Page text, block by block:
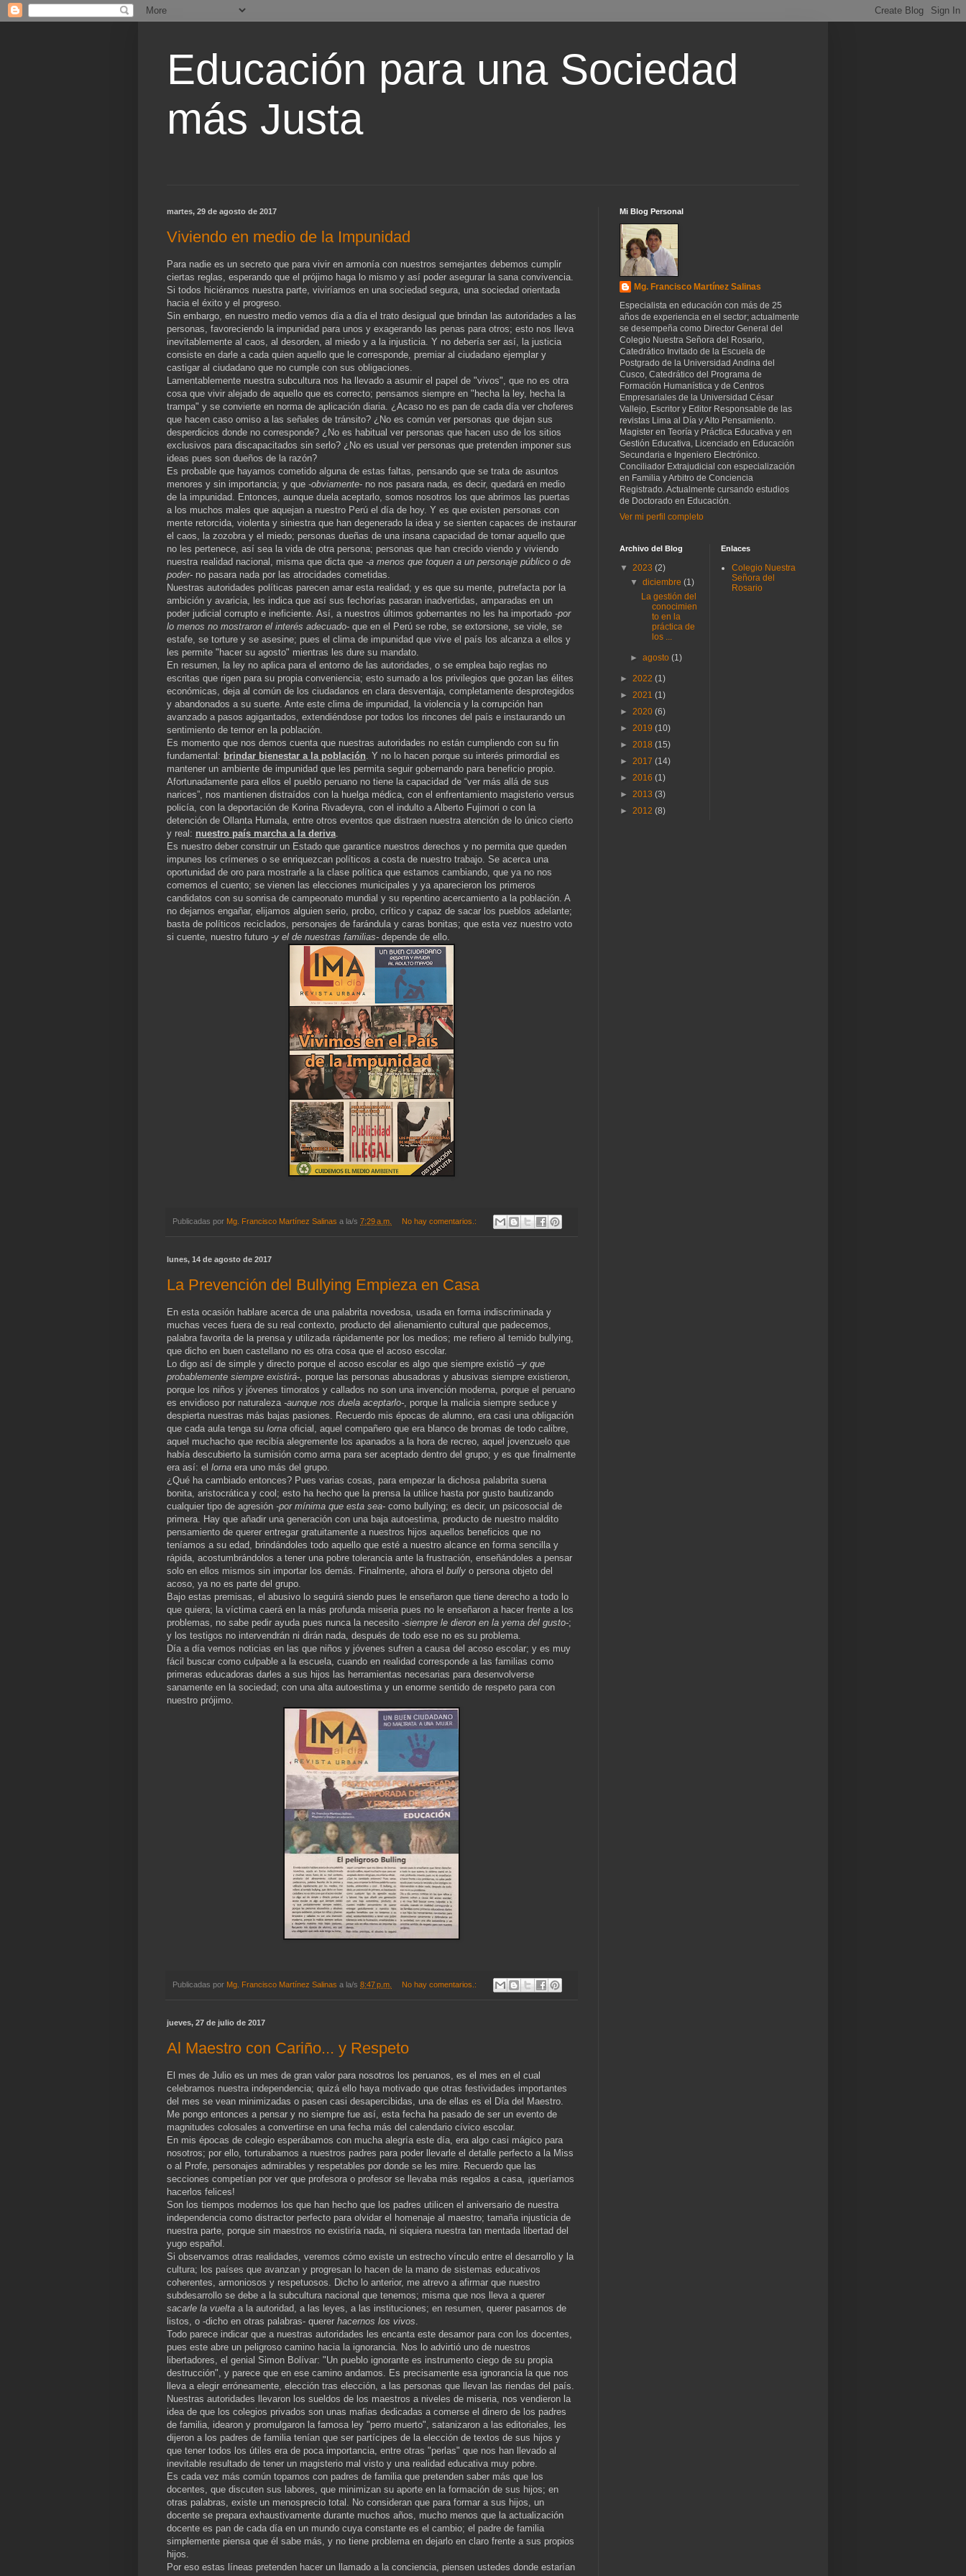
Educación para una Sociedad
más Justa
martes, 29 de agosto de 2017
Viviendo en medio de la Impunidad
Para nadie es un secreto que para vivir en armonía con nuestros semejantes debemos cumplir
ciertas reglas, esperando que el prójimo haga lo mismo y así poder asegurar la sana convivencia.
Si todos hiciéramos nuestra parte, viviríamos en una sociedad segura, una sociedad orientada
hacia el éxito y el progreso.
Sin embargo, en nuestro medio vemos día a día el trato desigual que brindan las autoridades a las
personas, favoreciendo la impunidad para unos y exagerando las penas para otros; esto nos lleva
inevitablemente al caos, al desorden, al miedo y a la injusticia. Y no debería ser así, la justicia
consiste en darle a cada quien aquello que le corresponde, premiar al ciudadano ejemplar y
castigar al ciudadano que no cumple con sus obligaciones.
Lamentablemente nuestra subcultura nos ha llevado a asumir el papel de "vivos", que no es otra
cosa que vivir alejado de aquello que es correcto; pensamos siempre en "hecha la ley, hecha la
trampa" y se convierte en norma de aplicación diaria. ¿Acaso no es pan de cada día ver choferes
que hacen caso omiso a las señales de tránsito? ¿No es común ver personas que dejan sus
desperdicios donde no corresponde? ¿No es habitual ver personas que hacen uso de los sitios
exclusivos para discapacitados sin serlo? ¿No es usual ver personas que pretenden imponer sus
ideas pues son dueños de la razón?
Es probable que hayamos cometido alguna de estas faltas, pensando que se trata de asuntos
menores y sin importancia; y que -obviamente- no nos pasara nada, es decir, quedará en medio
de la impunidad. Entonces, aunque duela aceptarlo, somos nosotros los que abrimos las puertas
a los muchos males que aquejan a nuestro Perú el día de hoy. Y es que existen personas con
mente retorcida, violenta y siniestra que han degenerado la idea y se sienten capaces de instaurar
el caos, la zozobra y el miedo; personas dueñas de una insana capacidad de tomar aquello que
no les pertenece, así sea la vida de otra persona; personas que han crecido viendo y viviendo
nuestra realidad nacional, misma que dicta que -a menos que toquen a un personaje público o de
poder- no pasara nada por las atrocidades cometidas.
Nuestras autoridades políticas parecen amar esta realidad; y es que su mente, putrefacta por la
ambición y avaricia, les indica que así sus fechorías pasaran inadvertidas, amparadas en un
poder judicial corrupto e ineficiente. Así, a nuestros últimos gobernantes no les ha importado -por
lo menos no mostraron el interés adecuado- que en el Perú se robe, se extorsione, se viole, se
estafe, se torture y se asesine; pues el clima de impunidad que vive el país los alcanza a ellos y
les permite "hacer su agosto" mientras les dure su mandato.
En resumen, la ley no aplica para el entorno de las autoridades, o se emplea bajo reglas no
escritas que rigen para su propia conveniencia; esto sumado a los privilegios que gozan las élites
económicas, deja al común de los ciudadanos en clara desventaja, completamente desprotegidos
y abandonados a su suerte. Ante este clima de impunidad, la violencia y la corrupción han
avanzado a pasos agigantados, extendiéndose por todos los rincones del país e instaurando un
sentimiento de temor en la población.
Es momento que nos demos cuenta que nuestras autoridades no están cumpliendo con su fin
fundamental: brindar bienestar a la población . Y no lo hacen porque su interés primordial es
mantener un ambiente de impunidad que les permita seguir gobernando para beneficio propio.
Afortunadamente para ellos el pueblo peruano no tiene la capacidad de “ver más allá de sus
narices”, nos mantienen distraídos con la huelga médica, con el enfrentamiento magisterio versus
policía, con la deportación de Korina Rivadeyra, con el indulto a Alberto Fujimori o con la
detención de Ollanta Humala, entre otros eventos que distraen nuestra atención de lo único cierto
y real: nuestro país marcha a la deriva
Es nuestro deber construir un Estado que garantice nuestros derechos y no permita que queden
impunes los crímenes o se enriquezcan políticos a costa de nuestro trabajo. Se acerca una
oportunidad de oro para mostrarle a la clase política que estamos cambiando, que ya no nos
comemos el cuento; se vienen las elecciones municipales y ya aparecieron los primeros
candidatos con su sonrisa de campeonato mundial y su repentino acercamiento a la población. A
no dejarnos engañar, elijamos alguien serio, probo, crítico y capaz de sacar los pueblos adelante;
basta de políticos reciclados, personajes de farándula y caras bonitas; que esta vez nuestro voto
si cuente, nuestro futuro -y el de nuestras familias- depende de ello.
Publicadas por Mg. Francisco Martínez Salinas a la/s 7:29 a.m. No hay comentarios.:
lunes, 14 de agosto de 2017
La Prevención del Bullying Empieza en Casa
En esta ocasión hablare acerca de una palabrita novedosa, usada en forma indiscriminada y
muchas veces fuera de su real contexto, producto del alienamiento cultural que padecemos,
palabra favorita de la prensa y utilizada rápidamente por los medios; me refiero al temido bullying,
que dicho en buen castellano no es otra cosa que el acoso escolar.
Lo digo así de simple y directo porque el acoso escolar es algo que siempre existió –y que
probablemente siempre existirá- , porque las personas abusadoras y abusivas siempre existieron,
porque los niños y jóvenes timoratos y callados no son una invención moderna, porque el peruano
es envidioso por naturaleza -aunque nos duela aceptarlo- , porque la malicia siempre seduce y
despierta nuestras más bajas pasiones. Recuerdo mis épocas de alumno, era casi una obligación
que cada aula tenga su lorna oficial, aquel compañero que era blanco de bromas de todo calibre,
aquel muchacho que recibía alegremente los apanados a la hora de recreo, aquel jovenzuelo que
había descubierto la sumisión como arma para ser aceptado dentro del grupo; y es que finalmente
era así: el lorna era uno más del grupo.
¿Qué ha cambiado entonces? Pues varias cosas, para empezar la dichosa palabrita suena
bonita, aristocrática y cool; esto ha hecho que la prensa la utilice hasta por gusto bautizando
cualquier tipo de agresión -por mínima que esta sea- como bullying; es decir, un psicosocial de
primera. Hay que añadir una generación con una baja autoestima, producto de nuestro maldito
pensamiento de querer entregar gratuitamente a nuestros hijos aquellos beneficios que no
teníamos a su edad, brindándoles todo aquello que esté a nuestro alcance en forma sencilla y
rápida, acostumbrándolos a tener una pobre tolerancia ante la frustración, enseñándoles a pensar
solo en ellos mismos sin importar los demás. Finalmente, ahora el bully o persona objeto del
acoso, ya no es parte del grupo.
Bajo estas premisas, el abusivo lo seguirá siendo pues le enseñaron que tiene derecho a todo lo
que quiera; la víctima caerá en la más profunda miseria pues no le enseñaron a hacer frente a los
problemas, no sabe pedir ayuda pues nunca la necesito -siempre le dieron en la yema del gusto-;
y los testigos no intervendrán ni dirán nada, después de todo ese no es su problema.
Día a día vemos noticias en las que niños y jóvenes sufren a causa del acoso escolar; y es muy
fácil buscar como culpable a la escuela, cuando en realidad corresponde a las familias como
primeras educadoras darles a sus hijos las herramientas necesarias para desenvolverse
sanamente en la sociedad; con una alta autoestima y un enorme sentido de respeto para con
nuestro prójimo.
Publicadas por Mg. Francisco Martínez Salinas a la/s 8:47 p.m. No hay comentarios.:
jueves, 27 de julio de 2017
Al Maestro con Cariño... y Respeto
El mes de Julio es un mes de gran valor para nosotros los peruanos, es el mes en el cual
celebramos nuestra independencia; quizá ello haya motivado que otras festividades importantes
del mes se vean minimizadas o pasen casi desapercibidas, una de ellas es el Día del Maestro.
Me pongo entonces a pensar y no siempre fue así, esta fecha ha pasado de ser un evento de
magnitudes colosales a convertirse en una fecha más del calendario cívico escolar.
En mis épocas de colegio esperábamos con mucha alegría este día, era algo casi mágico para
nosotros; por ello, torturabamos a nuestros padres para poder llevarle el detalle perfecto a la Miss
o al Profe, personajes admirables y respetables por donde se les mire. Recuerdo que las
secciones competían por ver que profesora o profesor se llevaba más regalos a casa, ¡queríamos
hacerlos felices!
Son los tiempos modernos los que han hecho que los padres utilicen el aniversario de nuestra
independencia como distractor perfecto para olvidar el homenaje al maestro; tamaña injusticia de
nuestra parte, porque sin maestros no existiría nada, ni siquiera nuestra tan mentada libertad del
yugo español.
Si observamos otras realidades, veremos cómo existe un estrecho vínculo entre el desarrollo y la
cultura; los países que avanzan y progresan lo hacen de la mano de sistemas educativos
coherentes, armoniosos y respetuosos. Dicho lo anterior, me atrevo a afirmar que nuestro
subdesarrollo se debe a la subcultura nacional que tenemos; misma que nos lleva a querer
sacarle la vuelta a la autoridad, a las leyes, a las instituciones; en resumen, querer pasarnos de
listos, o -dicho en otras palabras- querer hacernos los vivos
Todo parece indicar que a nuestras autoridades les encanta este desamor para con los docentes,
pues este abre un peligroso camino hacia la ignorancia. Nos lo advirtió uno de nuestros
libertadores, el genial Simon Bolívar: "Un pueblo ignorante es instrumento ciego de su propia
destrucción", y parece que en ese camino andamos. Es precisamente esa ignorancia la que nos
lleva a elegir erróneamente, elección tras elección, a las personas que llevan las riendas del país.
Nuestras autoridades llevaron los sueldos de los maestros a niveles de miseria, nos vendieron la
idea de que los colegios privados son unas mafias dedicadas a comerse el dinero de los padres
de familia, idearon y promulgaron la famosa ley "perro muerto", satanizaron a las editoriales, les
dijeron a los padres de familia tenían que ser partícipes de la elección de textos de sus hijos y
que tener todos los útiles era de poca importancia, entre otras "perlas" que nos han llevado al
inevitable resultado de tener un magisterio mal visto y una realidad educativa muy pobre.
Es cada vez más común toparnos con padres de familia que pretenden saber más que los
docentes, que discuten sus labores, que minimizan su aporte en la formación de sus hijos; en
otras palabras, existe un menosprecio total. No consideran que para formar a sus hijos, un
docente se prepara exhaustivamente durante muchos años, mucho menos que la actualización
docente es pan de cada día en un mundo cuya constante es el cambio; el padre de familia
simplemente piensa que él sabe más, y no tiene problema en dejarlo en claro frente a sus propios
hijos.
Por eso estas líneas pretenden hacer un llamado a la conciencia, piensen ustedes donde estarían
Mi Blog Personal
Mg. Francisco Martínez Salinas
Especialista en educación con más de 25
años de experiencia en el sector; actualmente
se desempeña como Director General del
Colegio Nuestra Señora del Rosario,
Catedrático Invitado de la Escuela de
Postgrado de la Universidad Andina del
Cusco, Catedrático del Programa de
Formación Humanística y de Centros
Empresariales de la Universidad César
Vallejo, Escritor y Editor Responsable de las
revistas Lima al Día y Alto Pensamiento.
Magister en Teoría y Práctica Educativa y en
Gestión Educativa, Licenciado en Educación
Secundaria e Ingeniero Electrónico.
Conciliador Extrajudicial con especialización
en Familia y Arbitro de Conciencia
Registrado. Actualmente cursando estudios
de Doctorado en Educación.
Ver mi perfil completo
Archivo del Blog
▼ 2023 (2)
▼diciembre(1)
La gestión del
conocimien
to en la
práctica de
los ...
►agosto(1)
► 2022 (1)
► 2021 (1)
► 2020 (6)
► 2019 (10)
► 2018 (15)
► 2017 (14)
► 2016 (1)
► 2013 (3)
► 2012 (8)
Enlaces
Colegio Nuestra
Señora del
Rosario